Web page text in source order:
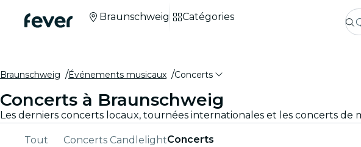
Braunschweig Catégories
Braunschweig Événements musicaux Concerts
Concerts à Braunschweig
Les derniers concerts locaux, tournées internationales et les concerts de
Tout Concerts CandlelightConcerts